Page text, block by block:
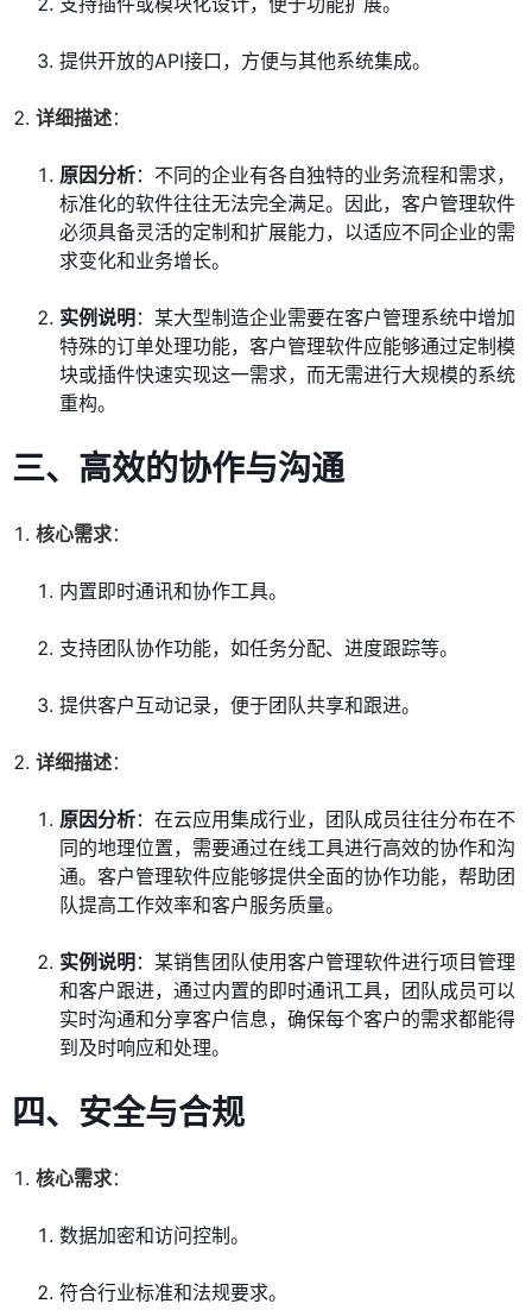
提供开放的API接口，方便与其他系统集成。
详细描述：
原因分析：不同的企业有各自独特的业务流程和需求，
标准化的软件往往无法完全满足。因此，客户管理软件
必须具备灵活的定制和扩展能力，以适应不同企业的需
求变化和业务增长。
实例说明 ：某大型制造企业需要在客户管理系统中增加
特殊的订单处理功能，客户管理软件应能够通过定制模
块或插件快速实现这一需求，而无需进行大规模的系统
重构。
三、高效的协作与沟通
核心需求：
内置即时通讯和协作工具。
支持团队协作功能，如任务分配、进度跟踪等。
提供客户互动记录，便于团队共享和跟进。
详细描述：
原因分析：在云应用集成行业，团队成员往往分布在不
同的地理位置，需要通过在线工具进行高效的协作和沟
通。客户管理软件应能够提供全面的协作功能，帮助团
队提高工作效率和客户服务质量。
实例说明 ：某销售团队使用客户管理软件进行项目管理
和客户跟进，通过内置的即时通讯工具，团队成员可以
实时沟通和分享客户信息，确保每个客户的需求都能得
到及时响应和处理。
四、安全与合规
核心需求：
数据加密和访问控制。
符合行业标准和法规要求。